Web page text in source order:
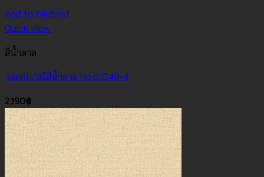
Add to Wishlist
Quick View
สีน้ำตาล
วอลเปเปอร์สีน้ำตาล No.61049-4
2,190฿